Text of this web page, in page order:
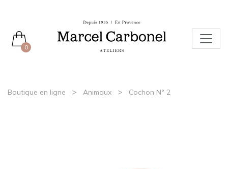
0
Boutique en ligne > Animaux > Cochon N° 2